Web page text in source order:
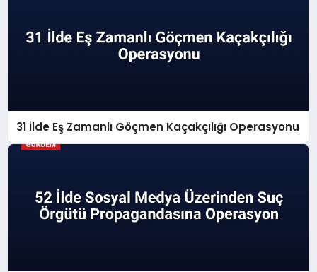
31 İlde Eş Zamanlı Göçmen Kaçakçılığı Operasyonu